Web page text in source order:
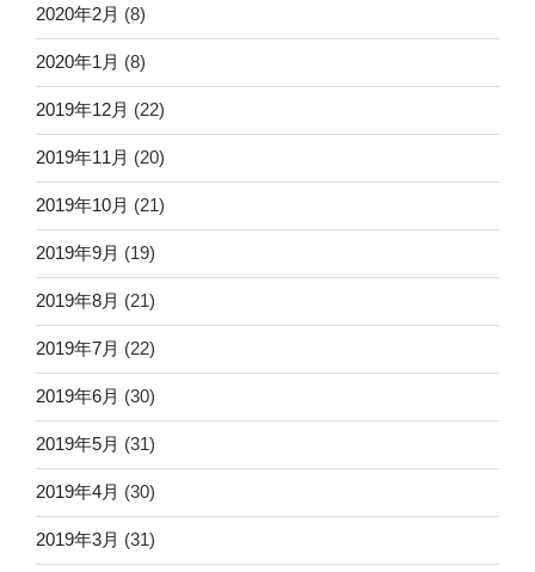
2020年2月 (8)
2020年1月 (8)
2019年12月 (22)
2019年11月 (20)
2019年10月 (21)
2019年9月 (19)
2019年8月 (21)
2019年7月 (22)
2019年6月 (30)
2019年5月 (31)
2019年4月 (30)
2019年3月 (31)